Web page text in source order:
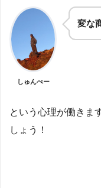
しゅんぺー
変な
という心理が働きま
しょう！